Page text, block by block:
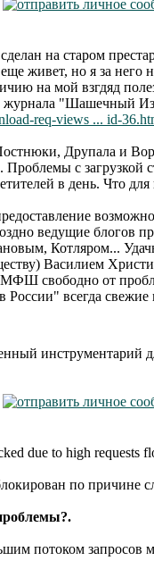
на старом
живет, но я за него
на мой взгдяд
"Шашечный
req-views ... id-
Друпала и
Проблемы с
в день. Что
ведущие блогов
Котляром...
Василием
МФШ свободно от
всегда
инструментарий
due to high requests
по причине
потоком запросов